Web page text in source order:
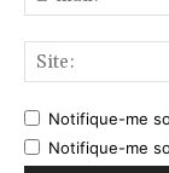
Notifique-me
Notifique-me